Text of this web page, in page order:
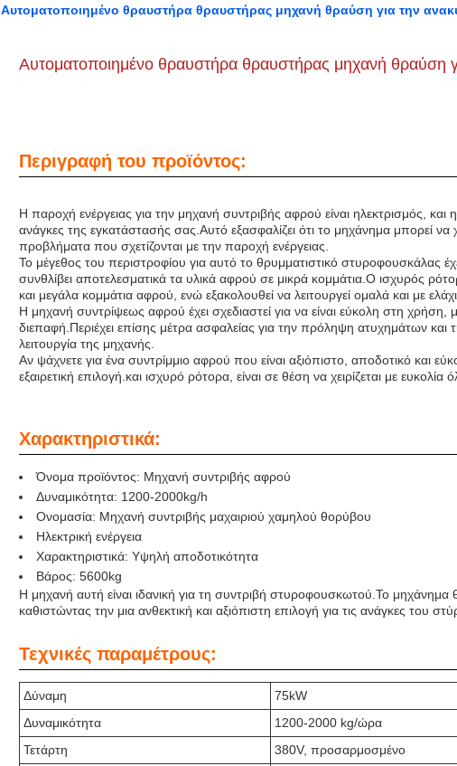
Αυτοματοποιημένο θραυστήρα θραυστήρας μηχανή θραύση για την
Αυτοματοποιημένο θραυστήρα θραυστήρας μηχανή
Περιγραφή του προϊόντος:
Η παροχή ενέργειας για την μηχανή συντριβής αφρού είναι ηλεκτρισμός, και
ανάγκες της εγκατάστασής σας.Αυτό εξασφαλίζει ότι το μηχάνημα μπορεί να
προβλήματα που σχετίζονται με την παροχή ενέργειας.
Το μέγεθος του περιστροφίου για αυτό το θρυμματιστικό στυροφουσκάλας
συνθλίβει αποτελεσματικά τα υλικά αφρού σε μικρά κομμάτια.Ο ισχυρός
και μεγάλα κομμάτια αφρού, ενώ εξακολουθεί να λειτουργεί ομαλά και με
Η μηχανή συντρίψεως αφρού έχει σχεδιαστεί για να είναι εύκολη στη χρήση,
διεπαφή.Περιέχει επίσης μέτρα ασφαλείας για την πρόληψη ατυχημάτων
λειτουργία της μηχανής.
Αν ψάχνετε για ένα συντρίμμιο αφρού που είναι αξιόπιστο, αποδοτικό και
εξαιρετική επιλογή.και ισχυρό ρότορα, είναι σε θέση να χειρίζεται με
Χαρακτηριστικά:
Όνομα προϊόντος: Μηχανή συντριβής αφρού
Δυναμικότητα: 1200-2000kg/h
Ονομασία: Μηχανή συντριβής μαχαιριού χαμηλού θορύβου
Ηλεκτρική ενέργεια
Χαρακτηριστικά: Υψηλή αποδοτικότητα
Βάρος: 5600kg
Η μηχανή αυτή είναι ιδανική για τη συντριβή στυροφουσκωτού.Το μηχάνημα
καθιστώντας την μια ανθεκτική και αξιόπιστη επιλογή για τις ανάγκες του
Τεχνικές παραμέτρους:
Δύναμη
75kW
Δυναμικότητα
1200-2000 kg/ώρα
Τετάρτη
380V, προσαρμοσμένο